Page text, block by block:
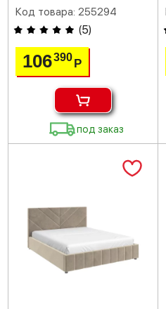
Код товара: 255294
(5)
106390 Р
под заказ